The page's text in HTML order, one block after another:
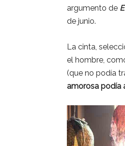
argumento de
de junio.
La cinta,
el hombre,
(que no podía
amorosa podía